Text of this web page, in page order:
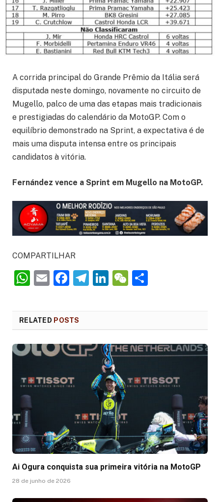
A corrida principal do Grande Prêmio da Itália será
disputada neste domingo, novamente no circuito de
Mugello, palco de uma das etapas mais tradicionais
e prestigiadas do calendário da MotoGP. Com o
equilíbrio demonstrado na Sprint, a expectativa é de
mais uma disputa intensa entre os principais
candidatos à vitória.
Fernández vence a Sprint em Mugello na MotoGP.
COMPARTILHAR
WhatsApp
EmailFacebook
Telegram
LinkedIn
WeChat
RELATED POSTS
Ai Ogura conquista sua primeira vitória na MotoGP
28 de junho de 2026